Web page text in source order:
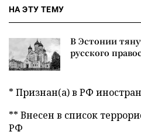
НА ЭТУ ТЕМУ
В Эстонии
русского
* Признан(а) в РФ
** Внесен в список
РФ